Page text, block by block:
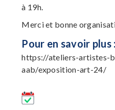
à 19h.
Merci et bonne
Pour en savoir plus :
https://ateliers-artistes-
aab/exposition-art-24/